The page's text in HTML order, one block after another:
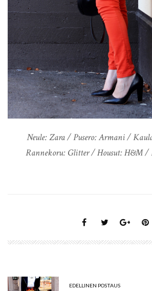
Neule: Zara / Pusero: Armani /
Rannekoru: Glitter / Housut: H&M /
EDELLINEN POSTAUS